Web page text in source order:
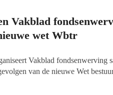
en op de lange termijn de kans
Vakblad
wet Wbtr
Vakblad fondsenwerving
van de nieuwe Wet